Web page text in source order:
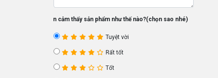
Bạn cảm thấy sản phẩm như thế nào?(chọn sao nhé)
Tuyệt vời
Rất tốt
Tốt